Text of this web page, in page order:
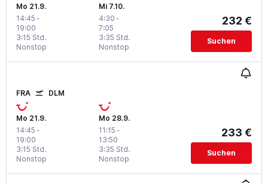
Mo 21.9.
14:45 -
19:00
Nonstop
3:15 Std.
Mi 7.10.
4:30 -
7:05
Nonstop
3:35 Std.
232 €
Suchen
FRA DLM
Mo 21.9.
14:45 -
19:00
Nonstop
3:15 Std.
Mo 28.9.
11:15 -
13:50
Nonstop
3:35 Std.
233 €
Suchen